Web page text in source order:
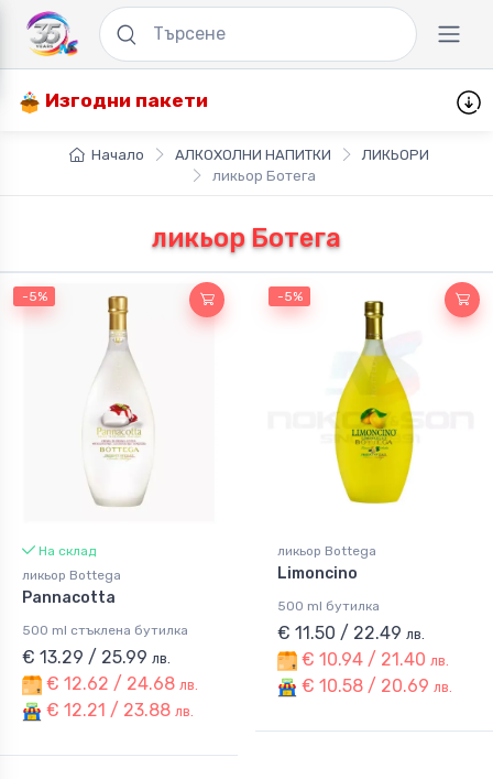
Изгодни пакети
Начало АЛКОХОЛНИ НАПИТКИ
ЛИКЬОРИ
ликьор Ботега
ликьор Ботега
-5%
На склад
ликьор Bottega
Pannacotta
500 ml стъклена бутилка
€ 13.29 / 25.99 лв.
€ 12.62 / 24.68 лв.
€ 12.21 / 23.88 лв.
-5%
ликьор Bottega
Limoncino
500 ml бутилка
€ 11.50 / 22.49 лв.
€ 10.94 / 21.40 лв.
€ 10.58 / 20.69 лв.